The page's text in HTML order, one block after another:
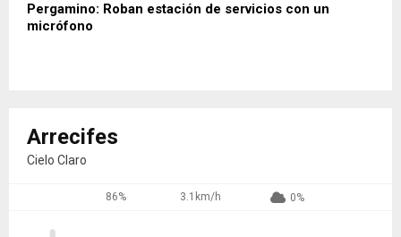
Pergamino: Roban estación de servicios con un
micrófono
Arrecifes
Cielo Claro
86% 3.1km/h 0%